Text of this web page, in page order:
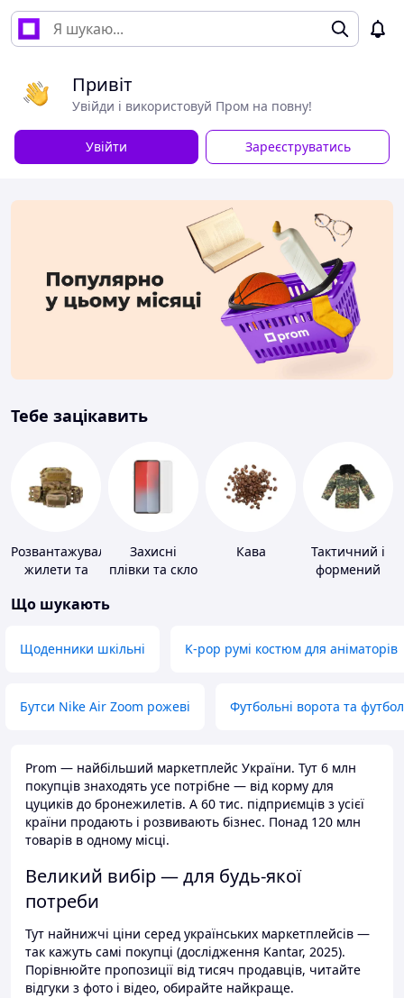
Привіт
Увійди і використовуй Пром на повну!
Увійти Зареєструватись
Тебе зацікавить
Розвантажувальні
жилети та
без плит
Захисні
плівки та скло
Кава
Тактичний і
формений
Що шукають
Щоденники шкільні K-pop румі костюм для аніматорів
Бутси Nike Air Zoom рожеві Футбольні ворота та
Prom — найбільший маркетплейс України. Тут 6 млн
покупців знаходять усе потрібне — від корму для
цуциків до бронежилетів. А 60 тис. підприємців з усієї
країни продають і розвивають бізнес. Понад 120 млн
товарів в одному місці.
Великий вибір — для будь-якої
потреби
Тут найнижчі ціни серед українських маркетплейсів —
так кажуть самі покупці (дослідження Kantar, 2025).
Порівнюйте пропозиції від тисяч продавців, читайте
відгуки з фото і відео, обирайте найкраще.